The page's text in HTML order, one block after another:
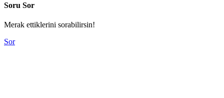
Soru Sor
Merak ettiklerini sorabilirsin!
Sor